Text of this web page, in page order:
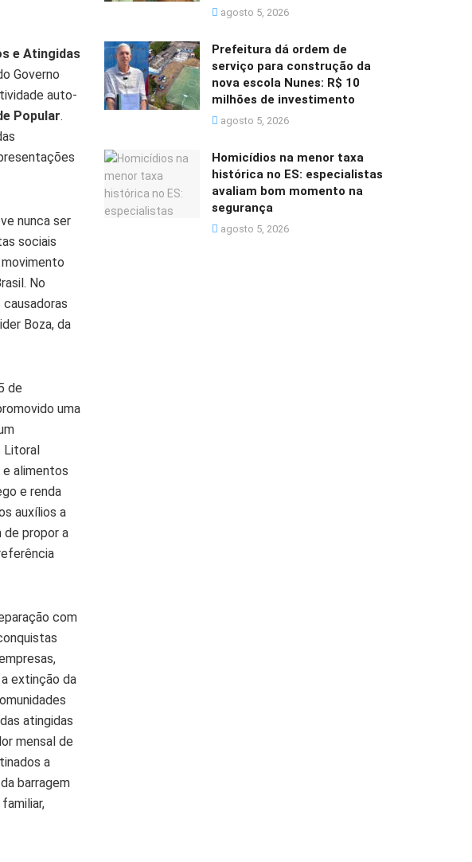
e Atingidas
Governo
auto-
Popular.
nunca ser
sociais
No
Boza, da
de
uma
e alimentos
e renda
auxílios a
de propor a
com
extinção da
atingidas
mensal de
a
barragem
agosto 5, 2026
Prefeitura dá ordem de
serviço para construção da
nova escola Nunes: R$ 10
milhões de investimento
agosto 5, 2026
Homicídios na menor taxa
histórica no ES: especialistas
avaliam bom momento na
segurança
agosto 5, 2026